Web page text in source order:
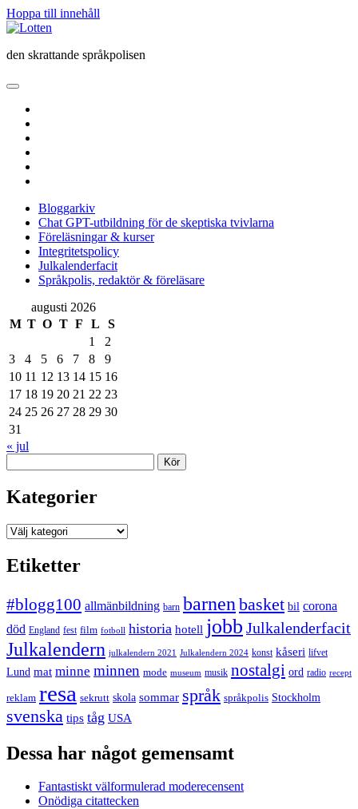
Hoppa till innehåll
Lotten
den skrattande språkpolisen
öppna
meny
Bloggarkiv
Chat GPT-utbildning för de skeptiska tvivlarna
Föreläsningar & kurser
Integritetspolicy
Julkalenderfacit
Språkpolis, redaktör & föreläsare
Sidopanel
augusti 2026
M T O T F L
S
1
2
3
4 5 6 7 8
9
10 11 12 13 14 15 16
17 18 19 20 21 22 23
24 25 26 27 28 29 30
31
« jul
Kategorier
Kategorier
Etiketter
#blogg100 allmänbildning barn barnen basket bil corona
död England fest film fotboll historia hotell jobb Julkalenderfacit
Julkalendern julkalendern 2021 Julkalendern 2024 konst kåseri lifvet
Lund mat minne minnen mode museum musik nostalgi ord radio recept
reklam resa sekrutt skola sommar språk språkpolis Stockholm
svenska tips tåg USA
Dessa har något gemensamt
Fantastiskt välformulerad moderecensent
Onödiga citattecken